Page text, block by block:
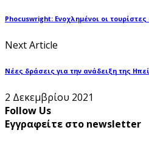
Phocuswright: Ενοχλημένοι οι
Next Article
Νέες δράσεις για την ανάδειξη της
2 Δεκεμβρίου 2021
Follow Us
Εγγραφείτε στο newsletter